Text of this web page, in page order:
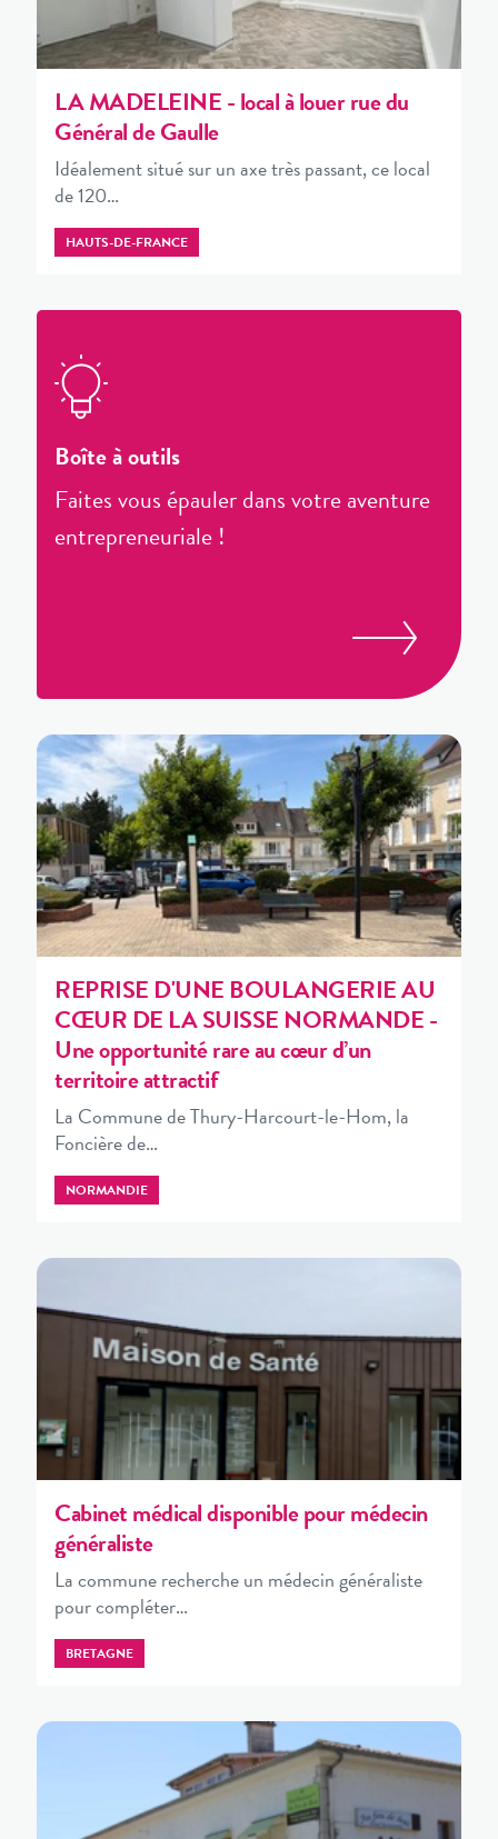
LA MADELEINE - local à louer rue du
Général de Gaulle
Idéalement situé sur un axe très passant, ce local
de 120…
HAUTS-DE-FRANCE
Boîte à outils
Faites vous épauler dans votre aventure
entrepreneuriale !
REPRISE D'UNE BOULANGERIE AU
CŒUR DE LA SUISSE NORMANDE -
Une opportunité rare au cœur d’un
territoire attractif
La Commune de Thury-Harcourt-le-Hom, la
Foncière de…
NORMANDIE
Cabinet médical disponible pour médecin
généraliste
La commune recherche un médecin généraliste
pour compléter…
BRETAGNE